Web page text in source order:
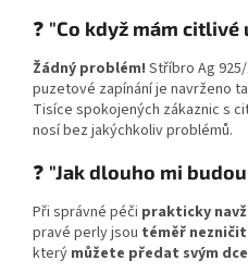
❓ "Co když mám citlivé
Žádný problém! Stříbro Ag
puzetové zapínání je navrženo
Tisíce spokojených zákaznic s
nosí bez jakýchkoliv problémů.
❓ "Jak dlouho mi
Při správné péči prakticky
pravé perly jsou téměř
který můžete předat svým